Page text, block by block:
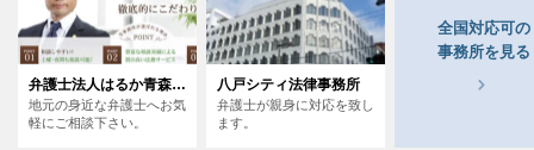
弁護士法人はるか青森支部青森法律事務所
地元の身近な弁護士へお気
軽にご相談下さい。
八戸シティ法律事務所
弁護士が親身に対応を致し
ます。
全国対応可の
事務所を見る